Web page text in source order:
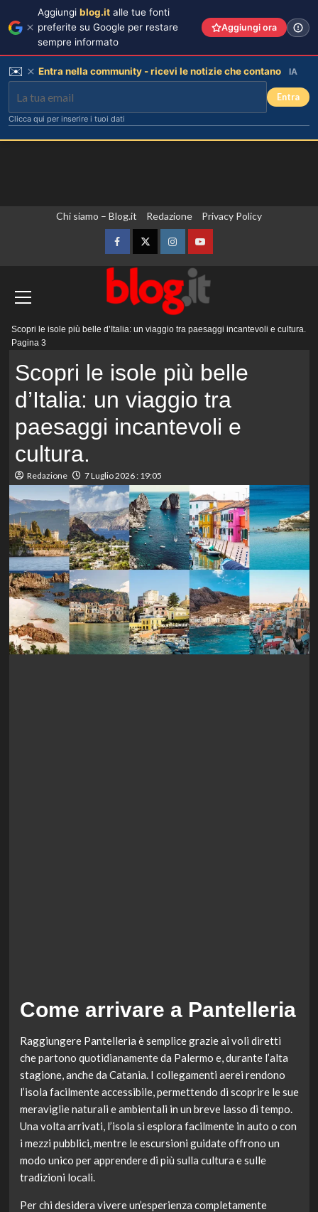
Chi siamo – Blog.it Redazione Privacy Policy
FacebookTwitterInstagramYouTube
principale
Scopri le isole più belle d’Italia: un viaggio tra paesaggi incantevoli e cultura.
Pagina 3
Scopri le isole più belle
d’Italia: un viaggio tra
paesaggi incantevoli e
cultura.
Redazione 7 Luglio 2026 : 19:05
Come arrivare a Pantelleria
Raggiungere Pantelleria è semplice grazie ai voli diretti
che partono quotidianamente da Palermo e, durante l’alta
stagione, anche da Catania. I collegamenti aerei rendono
l’isola facilmente accessibile, permettendo di scoprire le sue
meraviglie naturali e ambientali in un breve lasso di tempo.
Una volta arrivati, l’isola si esplora facilmente in auto o con
i mezzi pubblici, mentre le escursioni guidate offrono un
modo unico per apprendere di più sulla cultura e sulle
tradizioni locali.
Per chi desidera vivere un’esperienza completamente
Aggiungi blog.it alle tue fonti
preferite su Google per restare
sempre informato
Aggiungi ora
✉️ Entra nella community - ricevi le notizie che contano IA
Entra
Clicca qui per inserire i tuoi dati